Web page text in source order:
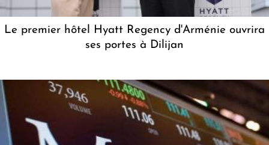
Le premier hôtel Hyatt Regency d'Arménie ouvrira
ses portes à Dilijan